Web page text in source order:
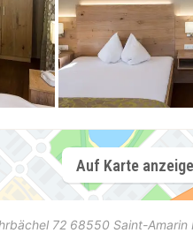
Auf Karte
72 68550 Saint-Amarin